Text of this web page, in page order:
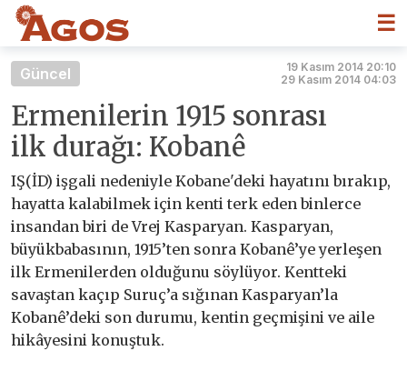
☰
Güncel
19 Kasım 2014 20:10
29 Kasım 2014 04:03
Ermenilerin 1915 sonrası
ilk durağı: Kobanê
IŞ(İD) işgali nedeniyle Kobane'deki hayatını bırakıp,
hayatta kalabilmek için kenti terk eden binlerce
insandan biri de Vrej Kasparyan. Kasparyan,
büyükbabasının, 1915’ten sonra Kobanê’ye yerleşen
ilk Ermenilerden olduğunu söylüyor. Kentteki
savaştan kaçıp Suruç’a sığınan Kasparyan’la
Kobanê’deki son durumu, kentin geçmişini ve aile
hikâyesini konuştuk.